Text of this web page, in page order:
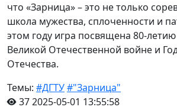
что «Зарница» – это не только
школа мужества, сплоченности и
этом году игра посвящена 80-
Великой Отечественной войне и
Отечества.
Темы: #ДГТУ#"Зарница"
372025-05-01 13:55:58